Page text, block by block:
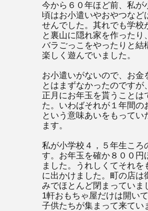
今から６０年ほど前、私が
頃はお小遣いやおやつなど
せんでした。其れでも学校
と裏山に隠れ家を作ったり
バラごっこをやったりと結
楽しく遊んでいました。
お小遣いがないので、お金
とはまずなかったのですが
正月にお年玉を貰うことは
た。いわばそれが１年間の
という意味あいをもってい
ます。
私が小学校４，５年生ころ
す。お年玉を確か８００円
ました。うれしくてそれを
に出かけました。町の店は
みでほとんど閉まっていま
1軒おもちゃ屋だけは開いて
子供たちが集まって来てい